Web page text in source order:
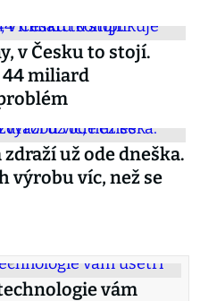
v Česku to stojí.
44 miliard
zdraží už ode dneška.
výrobu víc, než se
vám